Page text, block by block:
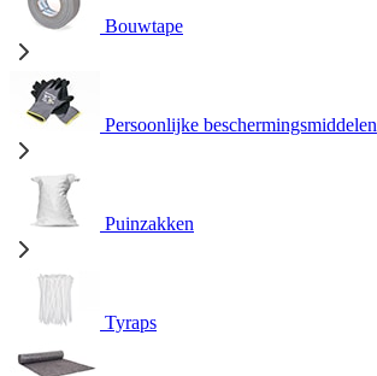
Bouwtape
Persoonlijke beschermingsmiddelen
Puinzakken
Tyraps